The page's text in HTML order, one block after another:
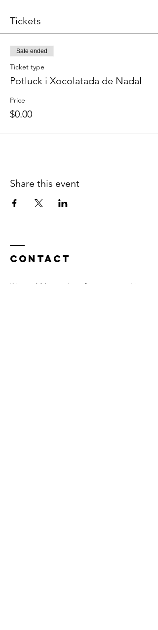
Tickets
Sale ended
Ticket type
Potluck i Xocolatada de Nadal
Price
$0.00
Share this event
Contact
We would love to hear from you, anything